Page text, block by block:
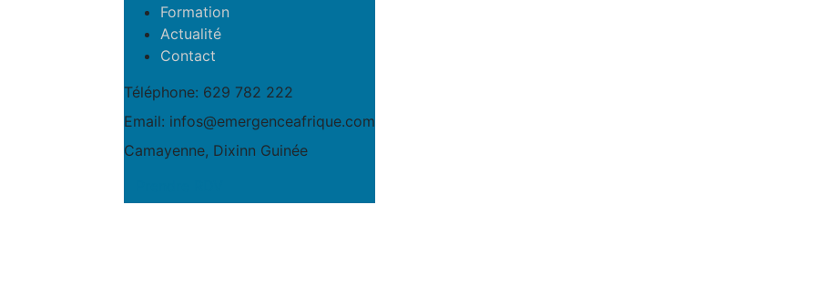
Formation
Actualité
Contact
Téléphone: 629 782 222
Email: infos@emergenceafrique.com
Camayenne, Dixinn Guinée